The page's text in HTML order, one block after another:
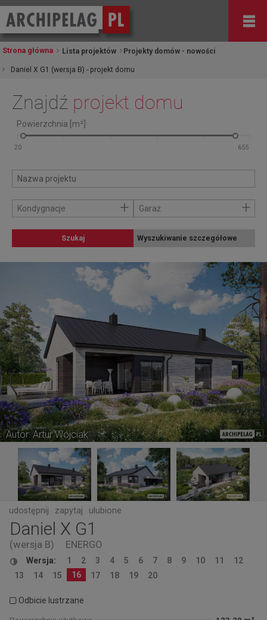
Strona główna Lista projektów Projekty domów - nowości
Daniel X G1 (wersja B) - projekt domu
Znajdź projekt domu
Powierzchnia [m²]
Kondygnacje + Garaż +
Szukaj Wyszukiwanie szczegółowe
Autor: Artur Wójciak
udostępnij zapytaj ulubione
Daniel X G1
(wersja B) ENERGO
Wersja: 1 2 3 4 5 6 7 8 9 10 11
12
13
14 15 16 17 18 19 20
Odbicie lustrzane